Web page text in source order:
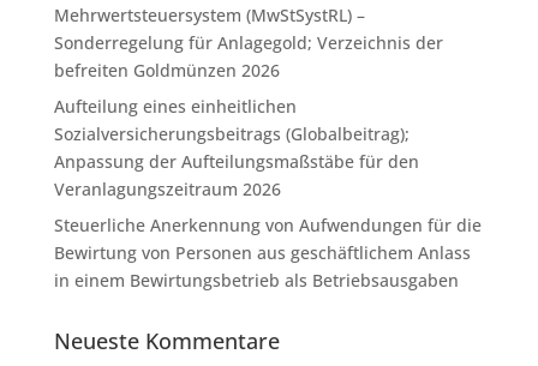
Mehrwertsteuersystem (MwStSystRL) –
Sonderregelung für Anlagegold; Verzeichnis der
befreiten Goldmünzen 2026
Aufteilung eines einheitlichen
Sozialversicherungsbeitrags (Globalbeitrag);
Anpassung der Aufteilungsmaßstäbe für den
Veranlagungszeitraum 2026
Steuerliche Anerkennung von Aufwendungen für die
Bewirtung von Personen aus geschäftlichem Anlass
in einem Bewirtungsbetrieb als Betriebsausgaben
Neueste Kommentare